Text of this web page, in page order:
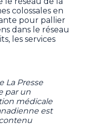
colossales en
pour pallier
dans le réseau
les services
La Presse
par un
médicale
est